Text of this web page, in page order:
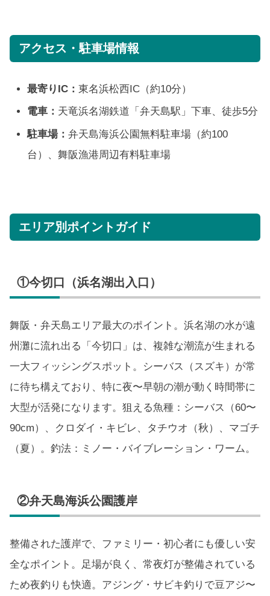
アクセス・駐車場情報
最寄りIC：東名浜松西IC（約10分）
電車： 天竜浜名湖鉄道「弁天島駅」下車、徒歩5分
駐車場：弁天島海浜公園無料駐車場（約100
台）、舞阪漁港周辺有料駐車場
エリア別ポイントガイド
①今切口（浜名湖出入口）
舞阪・弁天島エリア最大のポイント。浜名湖の水が遠
州灘に流れ出る「今切口」は、複雑な潮流が生まれる
一大フィッシングスポット。シーバス（スズキ）が常
に待ち構えており、特に夜〜早朝の潮が動く時間帯に
大型が活発になります。狙える魚種：シーバス（60〜
90cm）、クロダイ・キビレ、タチウオ（秋）、マゴチ
（夏）。釣法：ミノー・バイブレーション・ワーム。
②弁天島海浜公園護岸
整備された護岸で、ファミリー・初心者にも優しい安
全なポイント。足場が良く、常夜灯が整備されている
ため夜釣りも快適。アジング・サビキ釣りで豆アジ〜